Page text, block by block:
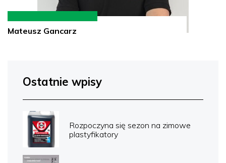
Mateusz Gancarz
Ostatnie wpisy
Rozpoczyna się sezon na zimowe
plastyfikatory